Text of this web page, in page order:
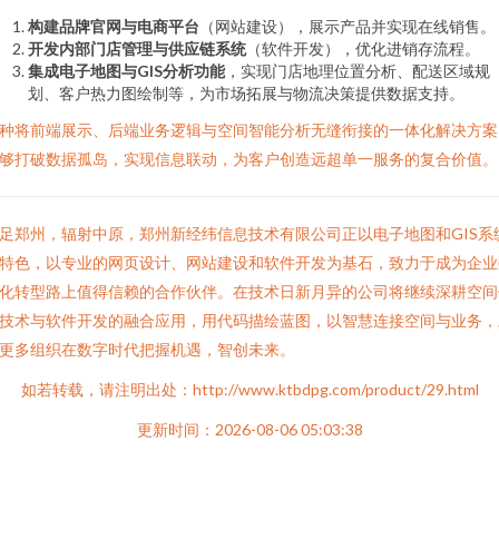
构建品牌官网与电商平台 （网站建设），展示产品并实现在线销售。
开发内部门店管理与供应链系统（软件开发），优化进销存流程。
集成电子地图与GIS分析功能，实现门店地理位置分析、配送区域规
划、客户热力图绘制等，为市场拓展与物流决策提供数据支持。
将前端展示、后端业务逻辑与空间智能分析无缝衔接的一体化解决方
打破数据孤岛，实现信息联动，为客户创造远超单一服务的复合价值。
郑州，辐射中原，郑州新经纬信息技术有限公司正以电子地图和GIS系
色，以专业的网页设计、网站建设和软件开发为基石，致力于成为企
转型路上值得信赖的合作伙伴。在技术日新月异的公司将继续深耕空
术与软件开发的融合应用，用代码描绘蓝图，以智慧连接空间与业务
多组织在数字时代把握机遇，智创未来。
如若转载，请注明出处：http://www.ktbdpg.com/product/29.html
更新时间：2026-08-06 05:03:38